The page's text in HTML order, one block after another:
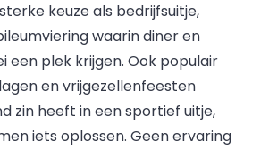
keuze als bedrijfsuitje,
waarin diner en
een plek krijgen. Ook populair
en vrijgezellenfeesten
zin heeft in een sportief uitje,
iets oplossen. Geen ervaring